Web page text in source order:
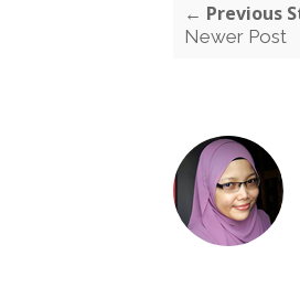
← Previous
Newer Post